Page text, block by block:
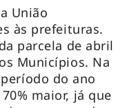
União
às prefeituras.
parcela de abril
Municípios. Na
do ano
maior, já que